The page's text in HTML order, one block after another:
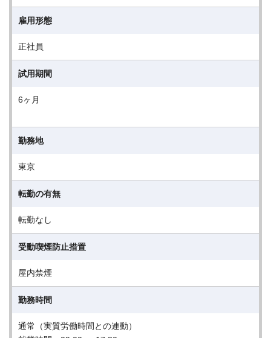
雇用形態
正社員
試用期間
6ヶ月
勤務地
東京
転勤の有無
転勤なし
受動喫煙防止措置
屋内禁煙
勤務時間
通常（実質労働時間との連動）